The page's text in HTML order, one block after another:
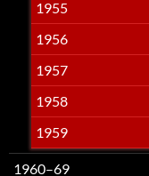
1955
1956
1957
1958
1959
1960–69